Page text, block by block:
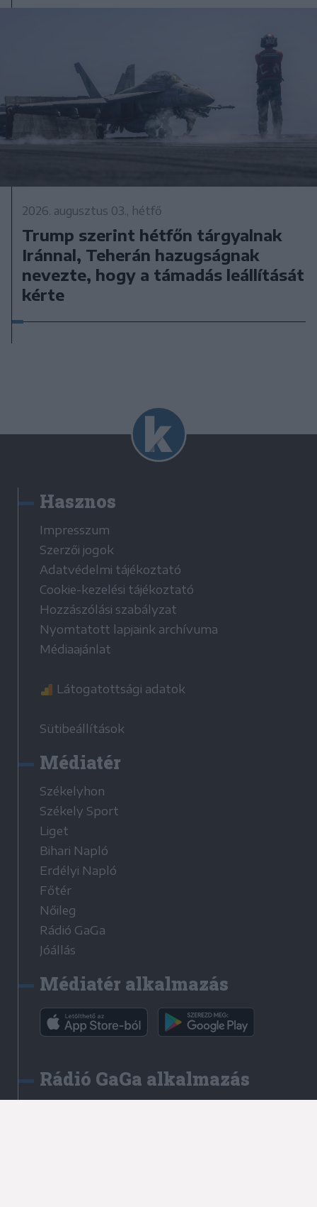
2026. augusztus 03., hétfő
Trump szerint hétfőn tárgyalnak
Iránnal, Teherán hazugságnak
nevezte, hogy a támadás leállítását
kérte
Hasznos
Impresszum
Szerzői jogok
Adatvédelmi tájékoztató
Cookie-kezelési tájékoztató
Hozzászólási szabályzat
Nyomtatott lapjaink archívuma
Médiaajánlat
Látogatottsági adatok
Sütibeállítások
Médiatér
Székelyhon
Székely Sport
Liget
Bihari Napló
Erdélyi Napló
Főtér
Nőileg
Rádió GaGa
Jóállás
Médiatér alkalmazás
Rádió GaGa alkalmazás